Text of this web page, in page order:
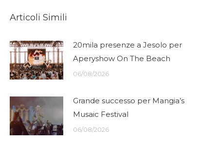
Articoli Simili
20mila presenze a Jesolo per
Aperyshow On The Beach
06/08/2026
Grande successo per Mangia’s
Musaic Festival
06/08/2026